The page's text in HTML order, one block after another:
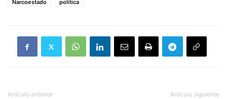
Narcoestado
política
Artículo anterior Artículo siguiente